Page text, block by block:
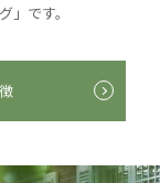
」です。